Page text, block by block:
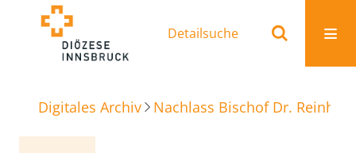
Detailsuche
Digitales Archiv Nachlass Bischof Dr.